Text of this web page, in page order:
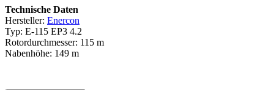
Technische Daten
Hersteller: Enercon
Typ: E-115 EP3 4.2
Rotordurchmesser: 115 m
Nabenhöhe: 149 m